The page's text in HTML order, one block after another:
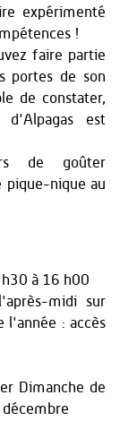
expérimenté
!
faire partie
portes de son
de constater,
est
de goûter
pique-nique au
à 16 h00
midi sur
l'année : accès
Dimanche de